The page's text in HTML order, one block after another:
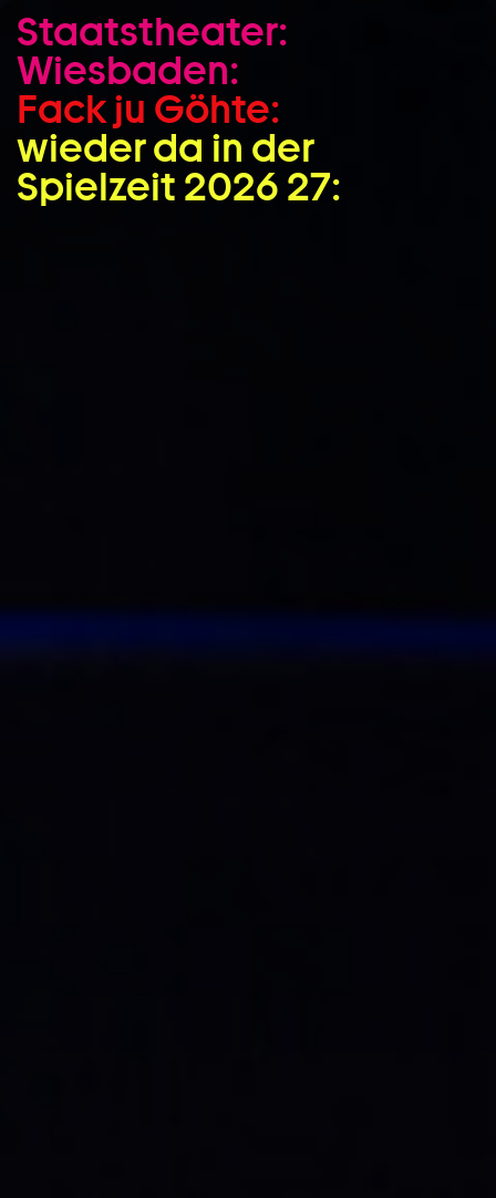
Zum Hauptinhalt springen
Zum Footer springen
Staatstheater:
Wiesbaden:
Fack ju Göhte:
wieder da in der
Spielzeit 2026 27: